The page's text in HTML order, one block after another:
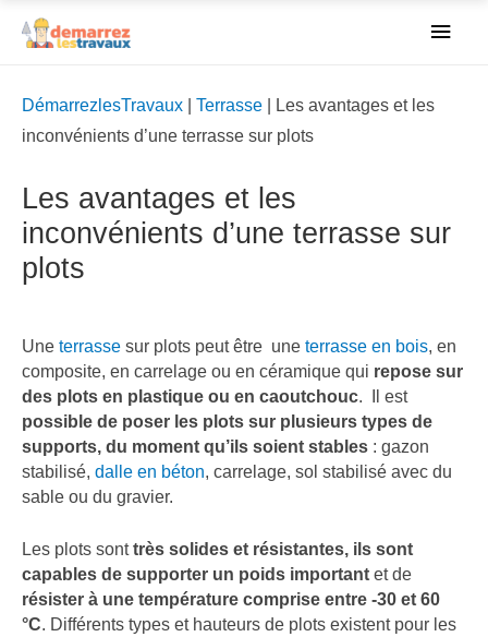
DémarrezlesTravaux Terrasse
Les avantages et les
inconvénients d’une terrasse sur plots
Les avantages et les
inconvénients d’une terrasse sur
plots
Une terrasse sur plots peut être une terrasse en bois, en
composite, en carrelage ou en céramique qui repose sur
des plots en plastique ou en caoutchouc. Il est
possible de poser les plots sur plusieurs types de
supports, du moment qu’ils soient stables : gazon
stabilisé, dalle en béton, carrelage, sol stabilisé avec du
sable ou du gravier.
Les plots sonttrès solides et résistantes, ils sont
capables de supporter un poids important et de
résister à une température comprise entre -30 et 60
°C. Différents types et hauteurs de plots existent pour les